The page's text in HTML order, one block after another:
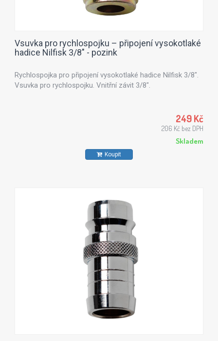
Vsuvka pro rychlospojku – připojení vysokotlaké
hadice Nilfisk 3/8" - pozink
Rychlospojka pro připojení vysokotlaké hadice Nilfisk 3/8".
Vsuvka pro rychlospojku. Vnitřní závit 3/8".
249 Kč
206 Kč bez DPH
Skladem
Koupit